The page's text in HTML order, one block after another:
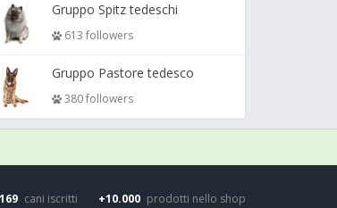
Gruppo Spitz tedeschi
613 followers
Gruppo Pastore tedesco
380 followers
cani iscritti +10.000 prodotti nello shop